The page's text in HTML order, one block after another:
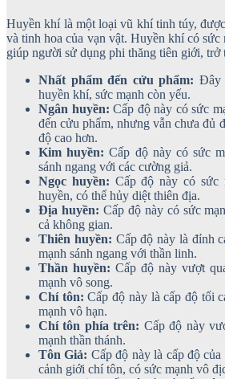
Huyền khí là một loại vũ khí tinh túy,
và tinh hoa của vạn vật. Huyền khí có
giúp người sử dụng phi thăng tiên giới, trở
Nhất phẩm đến cửu phẩm: Đây
huyền khí, sức mạnh còn yếu.
Ngân huyền: Cấp độ này có sức
đến cửu phẩm, nhưng vẫn chưa đủ
độ cao hơn.
Kim huyền: Cấp độ này có sức
sánh ngang với các cường giả.
Ngọc huyền: Cấp độ này có sức
huyền, có thể hủy diệt thiên địa.
Địa huyền: Cấp độ này có sức
cả không gian.
Thiên huyền: Cấp độ này là đỉnh
mạnh sánh ngang với thần linh.
Thần huyền: Cấp độ này vượt
mạnh vô song.
Chí tôn: Cấp độ này là cấp độ tối
mạnh vô hạn.
Chí tôn phía trên: Cấp độ này
mạnh thần thánh.
Tôn Giả: Cấp độ này là cấp độ
cảnh giới chí tôn, có sức mạnh vô